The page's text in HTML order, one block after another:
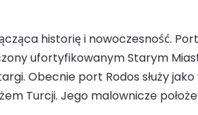
historię i nowoczesność.
ufortyfikowanym Starym
Obecnie port Rodos służy
Turcji. Jego malownicze